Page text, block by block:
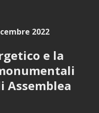
2022
e la
Assemblea